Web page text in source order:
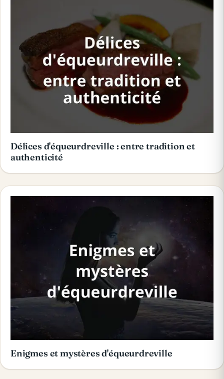
Délices d'équeurdreville : entre tradition et
authenticité
Enigmes et mystères d'équeurdreville